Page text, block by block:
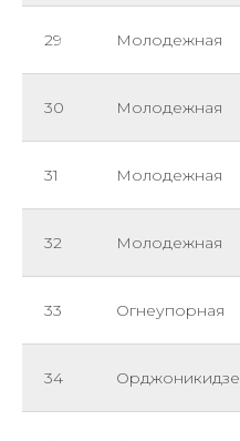
29 Молодежная
30 Молодежная
31 Молодежная
32 Молодежная
33 Огнеупорная
34 Орджоникидзе